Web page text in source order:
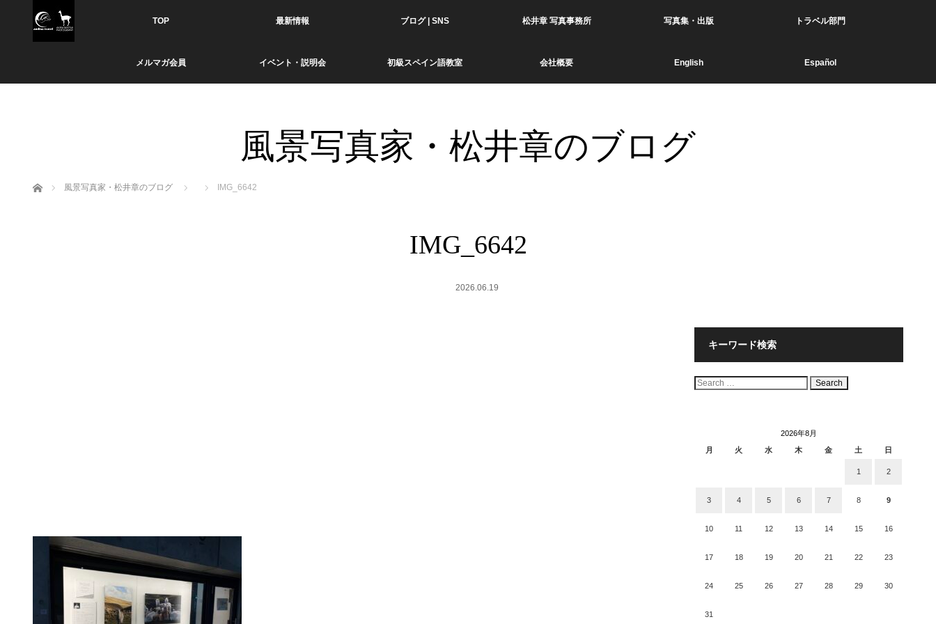
TOP 最新情報 ブログ | SNS 松井章 写真事務所 写真集・出版 トラベル部門
メルマガ会員 イベント・説明会 初級スペイン語教室 会社概要 English Español
風景写真家・松井章のブログ
ホーム 風景写真家・松井章のブログ IMG_6642
IMG_6642
2026.06.19
キーワード検索
検
索:
2026年8月
月
火 水 木 金 土 日
1 2
3 4 5 6 7 8 9
10 11 12 13 14 15 16
17 18 19 20 21 22 23
24 25 26 27 28 29 30
31